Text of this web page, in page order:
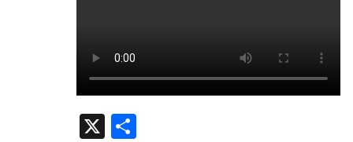
X